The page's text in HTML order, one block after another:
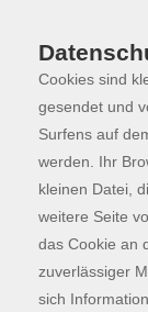
Skip to main
Der Kurs
Cookies sind
gesendet und
Surfens auf
werden. Ihr
kleinen Datei,
weitere Seite
das Cookie an
zuverlässiger
sich